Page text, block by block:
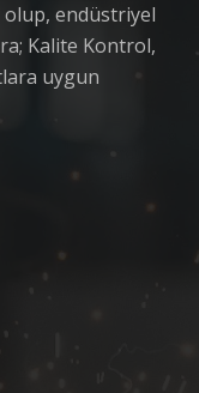
olup, endüstriyel
Kalite Kontrol,
uygun